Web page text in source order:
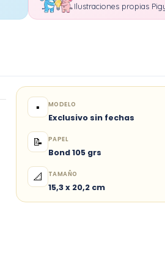
Ilustraciones propias
▪️ MODELO
Exclusivo sin fechas
📝 PAPEL
Bond 105 grs
📐 TAMAÑO
15,3 x 20,2 cm